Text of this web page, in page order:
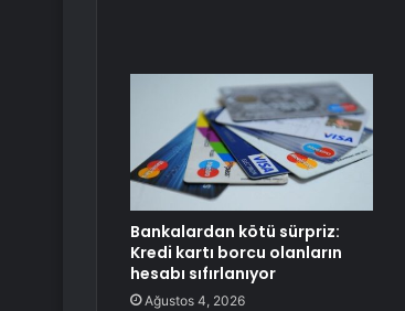
Bankalardan kötü sürpriz:
Kredi kartı borcu olanların
hesabı sıfırlanıyor
Ağustos 4, 2026